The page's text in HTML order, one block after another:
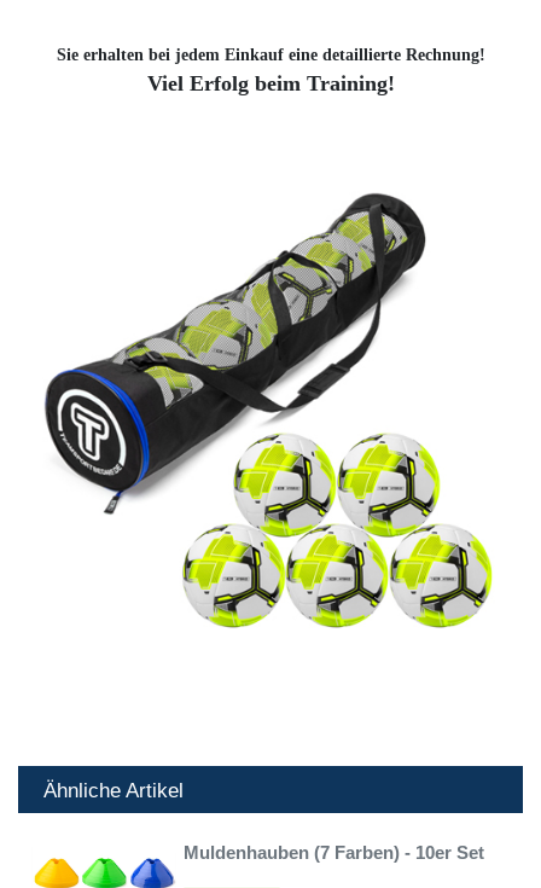
Sie erhalten bei jedem Einkauf eine detaillierte Rechnung!
Viel Erfolg beim Training!
Ähnliche Artikel
Muldenhauben (7 Farben) - 10er Set